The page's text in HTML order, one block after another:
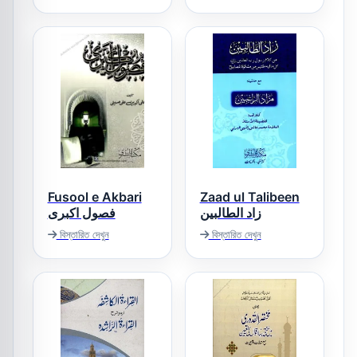
پارہ 30
علیش ایساغوجی
Fusool e Akbari
فصول اکبری
বিস্তারিত দেখুন
Zaad ul Talibeen
زاد الطالبین
বিস্তারিত দেখুন